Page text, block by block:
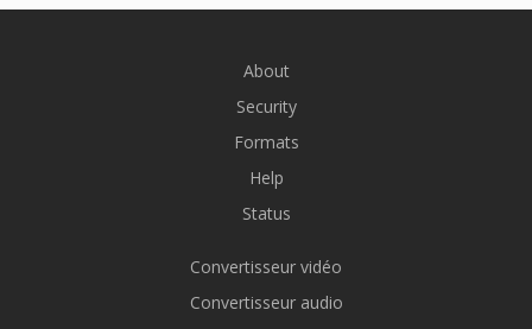
About
Security
Formats
Help
Status
Convertisseur vidéo
Convertisseur audio